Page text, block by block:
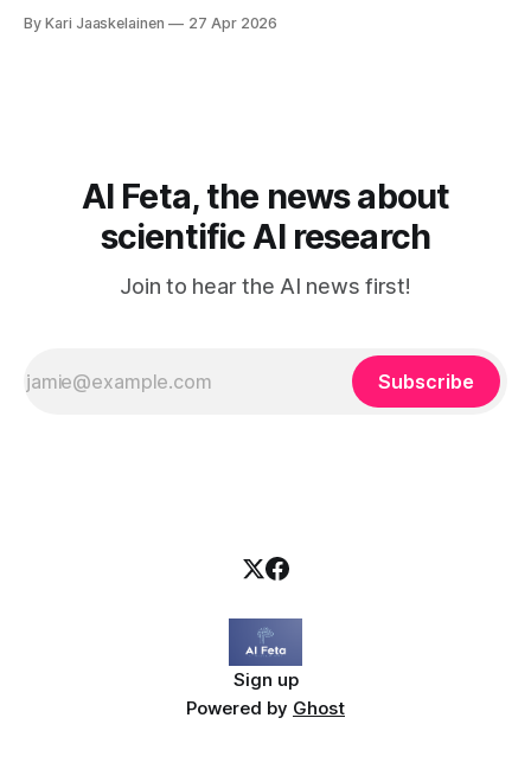
tottelee sinua sokeasti. Useammin huomaat itse
By Kari Jaaskelainen 27 Apr 2026
AI Feta, the news about
scientific AI research
Join to hear the AI news first!
Subscribe
Sign up
Powered by Ghost